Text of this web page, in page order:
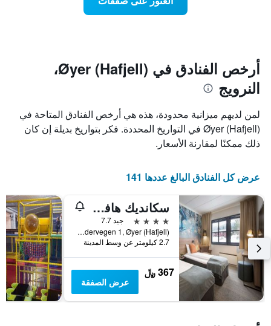
المخطط
1
محور
Y
الذي
يعرض
متوسط
سعر
عطلة
هذا
الأسبوع
خلال
آخر
أيام
محور
X
الذي
يعرض
عدد
الأيام
قبل
المخطط
1
محور
الذي
يعرض
متوسط
سعر
غرفة
أرخص الفنادق في Øyer (Hafjell)،
النرويج
لمن لديهم ميزانية محدودة، هذه هي أرخص الفنادق المتاحة في
Øyer (Hafjell) في التواريخ المحددة. فكر بتواريخ بديلة إن كان
ذلك ممكنًا لمقارنة الأسعار.
عرض كل الفنادق البالغ عددها 141
سكانديك هافييل
4 نجوم
جيد 7.7
Hundervegen 1, Øyer (Hafjell), أوبلاند, النرويج
2.7 كيلومتر عن وسط المدينة
367 ﷼
عرض الصفقة